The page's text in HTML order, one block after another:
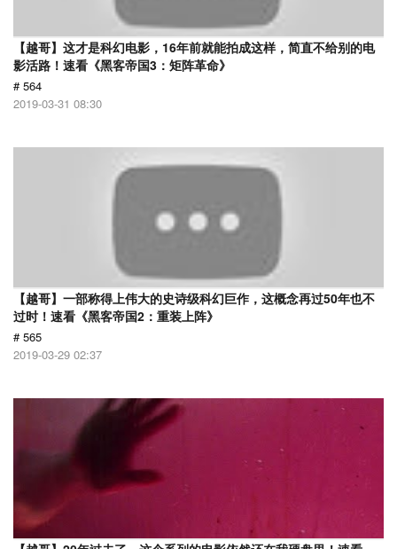
【越哥】这才是科幻电影，16年前就能拍成这样，简直不给别的电
影活路！速看《黑客帝国3：矩阵革命》
# 564
2019-03-31 08:30
【越哥】一部称得上伟大的史诗级科幻巨作，这概念再过50年也不
过时！速看《黑客帝国2：重装上阵》
# 565
2019-03-29 02:37